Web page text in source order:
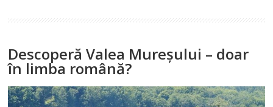
Descoperă Valea Mureşului – doar
în limba română?